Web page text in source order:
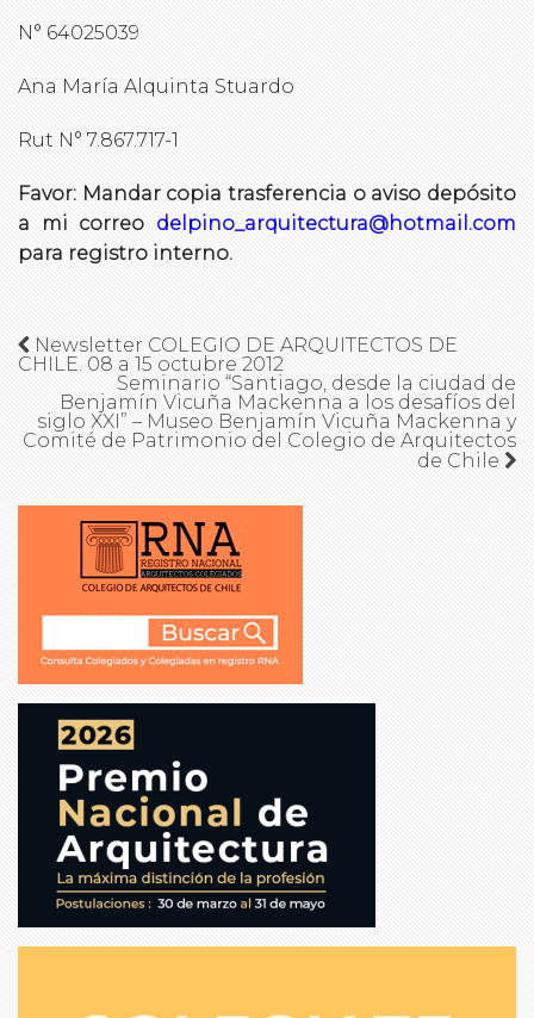
N° 64025039
Ana María Alquinta Stuardo
Rut N° 7.867.717-1
Favor: Mandar copia trasferencia o aviso depósito
a mi correo delpino_arquitectura@hotmail.com
para registro interno.
Newsletter COLEGIO DE ARQUITECTOS DE
CHILE. 08 a 15 octubre 2012
Seminario “Santiago, desde la ciudad de
Benjamín Vicuña Mackenna a los desafíos del
siglo XXI” – Museo Benjamín Vicuña Mackenna y
Comité de Patrimonio del Colegio de Arquitectos
de Chile